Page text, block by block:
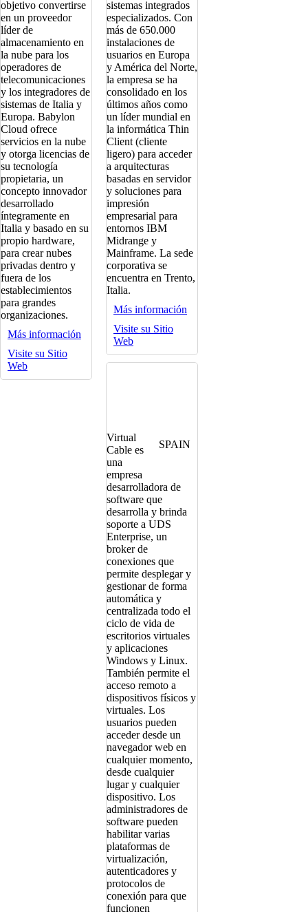
objetivo convertirse
en un proveedor
líder de
almacenamiento en
la nube para los
operadores de
telecomunicaciones
y los integradores de
sistemas de Italia y
Europa. Babylon
Cloud ofrece
servicios en la nube
y otorga licencias de
su tecnología
propietaria, un
concepto innovador
desarrollado
íntegramente en
Italia y basado en su
propio hardware,
para crear nubes
privadas dentro y
fuera de los
establecimientos
para grandes
organizaciones.
Más información
Visite su Sitio
Web
sistemas integrados
especializados. Con
más de 650.000
instalaciones de
usuarios en Europa
y América del Norte,
la empresa se ha
consolidado en los
últimos años como
un líder mundial en
la informática Thin
Client (cliente
ligero) para acceder
a arquitecturas
basadas en servidor
y soluciones para
impresión
empresarial para
entornos IBM
Midrange y
Mainframe. La sede
corporativa se
encuentra en Trento,
Italia.
Más información
Visite su Sitio
Web
SPAIN
Virtual
Cable es
una
empresa
desarrolladora de
software que
desarrolla y brinda
soporte a UDS
Enterprise, un
broker de
conexiones que
permite desplegar y
gestionar de forma
automática y
centralizada todo el
ciclo de vida de
escritorios virtuales
y aplicaciones
Windows y Linux.
También permite el
acceso remoto a
dispositivos físicos y
virtuales. Los
usuarios pueden
acceder desde un
navegador web en
cualquier momento,
desde cualquier
lugar y cualquier
dispositivo. Los
administradores de
software pueden
habilitar varias
plataformas de
virtualización,
autenticadores y
protocolos de
conexión para que
funcionen